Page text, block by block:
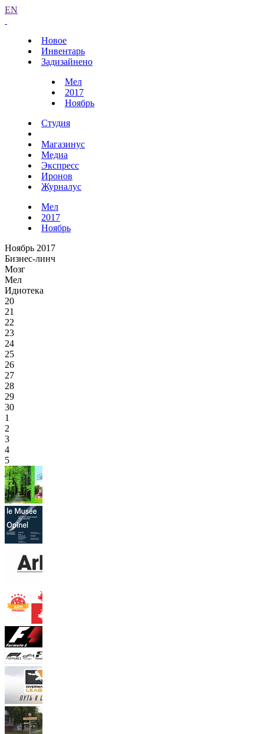
EN
Новое
Инвентарь
Задизайнено
Мел
2017
Ноябрь
Студия
Магазинус
Медиа
Экспресс
Иронов
Журналус
Мел
2017
Ноябрь
Ноябрь 2017
Бизнес-линч
Мозг
Мел
Идиотека
20
21
22
23
24
25
26
27
28
29
30
1
2
3
4
5